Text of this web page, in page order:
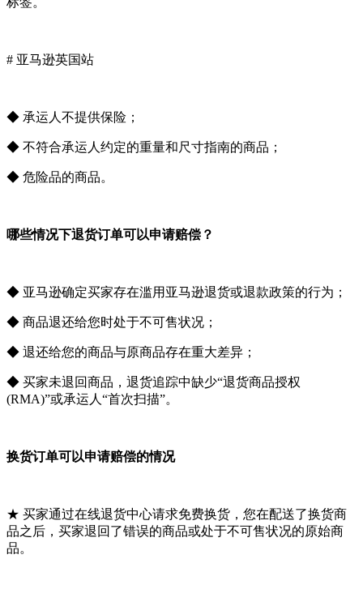
# 亚马逊英国站
◆ 承运人不提供保险；
◆ 不符合承运人约定的重量和尺寸指南的商品；
◆ 危险品的商品。
哪些情况下退货订单可以申请赔偿？
◆ 亚马逊确定买家存在滥用亚马逊退货或退款政策的行为；
◆ 商品退还给您时处于不可售状况；
◆ 退还给您的商品与原商品存在重大差异；
◆ 买家未退回商品，退货追踪中缺少“退货商品授权
(RMA)”或承运人“首次扫描”。
换货订单可以申请赔偿的情况
★ 买家通过在线退货中心请求免费换货，您在配送了换货商
品之后，买家退回了错误的商品或处于不可售状况的原始商
品。